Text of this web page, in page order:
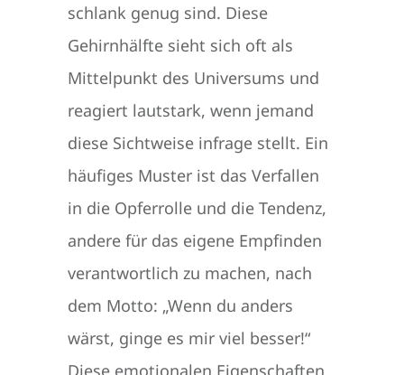
schlank genug sind. Diese
Gehirnhälfte sieht sich oft als
Mittelpunkt des Universums und
reagiert lautstark, wenn jemand
diese Sichtweise infrage stellt. Ein
häufiges Muster ist das Verfallen
in die Opferrolle und die Tendenz,
andere für das eigene Empfinden
verantwortlich zu machen, nach
dem Motto: „Wenn du anders
wärst, ginge es mir viel besser!“
Diese emotionalen Eigenschaften